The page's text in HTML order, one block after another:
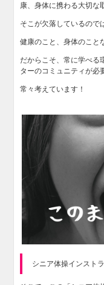
康、身体に携わる大切な
そこが欠落しているので
健康のこと、身体のこと
だからこそ、常に学べる
ターのコミュニティが必
常々考えています！
シニア体操インスト